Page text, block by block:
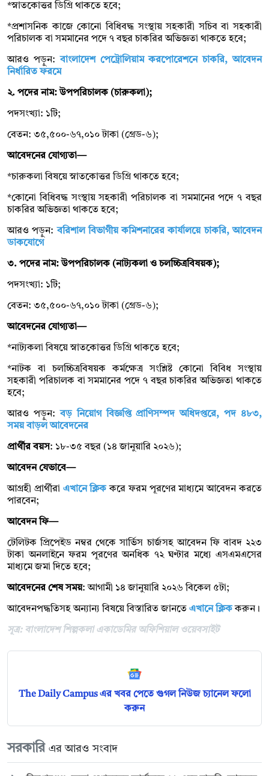
*স্নাতকোত্তর ডিগ্রি থাকতে হবে;
*প্রশাসনিক কাজে কোনো বিধিবদ্ধ সংস্থায় সহকারী সচিব বা সহকারী
পরিচালক বা সমমানের পদে ৭ বছর চাকরির অভিজ্ঞতা থাকতে হবে;
আরও পড়ুন:বাংলাদেশ পেট্রোলিয়াম করপোরেশনে চাকরি, আবেদন
নির্ধারিত ফরমে
২. পদের নাম: উপপরিচালক (চারুকলা);
পদসংখ্যা: ১টি;
বেতন: ৩৫,৫০০-৬৭,০১০ টাকা (গ্রেড-৬);
আবেদনের যোগ্যতা—
*চারুকলা বিষয়ে স্নাতকোত্তর ডিগ্রি থাকতে হবে;
*কোনো বিধিবদ্ধ সংস্থায় সহকারী পরিচালক বা সমমানের পদে ৭ বছর
চাকরির অভিজ্ঞতা থাকতে হবে;
আরও পড়ুন:বরিশাল বিভাগীয় কমিশনারের কার্যালয়ে চাকরি, আবেদন
ডাকযোগে
৩. পদের নাম: উপপরিচালক (নাট্যকলা ও চলচ্চিত্রবিষয়ক);
পদসংখ্যা: ১টি;
বেতন: ৩৫,৫০০-৬৭,০১০ টাকা (গ্রেড-৬);
আবেদনের যোগ্যতা—
*নাট্যকলা বিষয়ে স্নাতকোত্তর ডিগ্রি থাকতে হবে;
*নাটক বা চলচ্চিত্রবিষয়ক কর্মক্ষেত্র সংশ্লিষ্ট কোনো বিবিধ সংস্থায়
সহকারী পরিচালক বা সমমানের পদে ৭ বছর চাকরির অভিজ্ঞতা থাকতে
হবে;
আরও পড়ুন:বড় নিয়োগ বিজ্ঞপ্তি প্রাণিসম্পদ অধিদপ্তরে, পদ ৪৮৩,
সময় বাড়ল আবেদনের
প্রার্থীর বয়স: ১৮-৩৫ বছর (১৪ জানুয়ারি ২০২৬);
আবেদন যেভাবে—
আগ্রহী প্রার্থীরা এখানে ক্লিককরে ফরম পূরণের মাধ্যমে আবেদন করতে
পারবেন;
আবেদন ফি—
টেলিটক প্রিপেইড নম্বর থেকে সার্ভিস চার্জসহ আবেদন ফি বাবদ ২২৩
টাকা অনলাইনে ফরম পূরণের অনধিক ৭২ ঘণ্টার মধ্যে এসএমএসের
মাধ্যমে জমা দিতে হবে;
আবেদনের শেষ সময়: আগামী ১৪ জানুয়ারি ২০২৬ বিকেল ৫টা;
আবেদনপদ্ধতিসহ অন্যান্য বিষয়ে বিস্তারিত জানতে এখানে ক্লিককরুন।
সূত্র: বাংলাদেশ শিল্পকলা একাডেমির অফিশিয়াল ওয়েবসাইট
The Daily Campus এর খবর পেতে গুগল নিউজ চ্যানেল ফলো
করুন
সরকারি এর আরও সংবাদ